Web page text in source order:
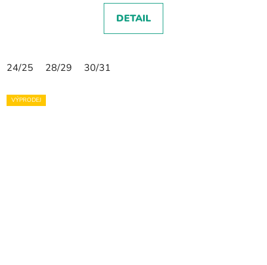
DETAIL
24/25 28/29 30/31
VÝPRODEJ